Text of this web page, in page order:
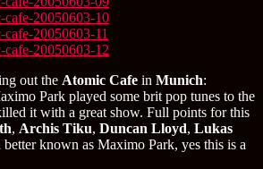
out the Atomic Cafe in Munich:
Park played some brit pop tunes to the
it with a great show. Full points for this
, Archis Tiku, Duncan Lloyd, Lukas
better known as Maximo Park, yes this is a